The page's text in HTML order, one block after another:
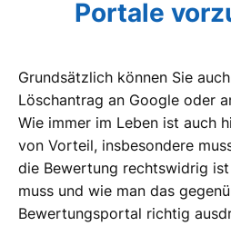
Portale
Grundsätzlich können Sie
Löschantrag an Google oder
Wie immer im Leben ist auch
von Vorteil, insbesondere
die Bewertung rechtswidrig
muss und wie man das
Bewertungsportal richtig